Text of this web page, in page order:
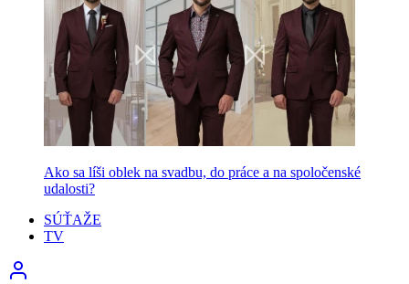
Ako sa líši oblek na svadbu, do práce a na spoločenské
udalosti?
SÚŤAŽE
TV